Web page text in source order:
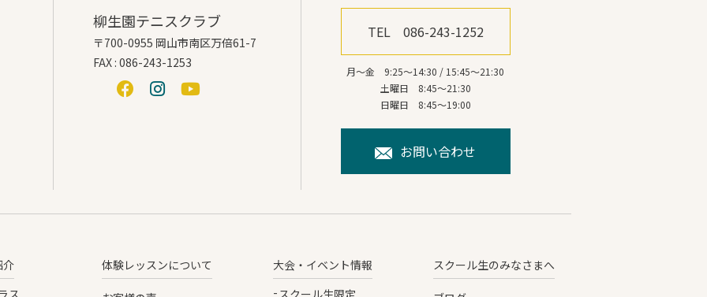
柳生園テニスクラブ
〒700-0955 岡山市南区万倍61-7
FAX : 086-243-1253
TEL 086-243-1252
月～金 9:25～14:30 / 15:45～21:30
土曜日 8:45～21:30
日曜日 8:45～19:00
お問い合わせ
介
ス
体験レッスンについて
大会・イベント情報
スクール生限定
スクール生のみなさまへ